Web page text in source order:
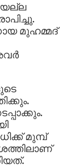
മുഹമ്മദ്
മുമ്പ്